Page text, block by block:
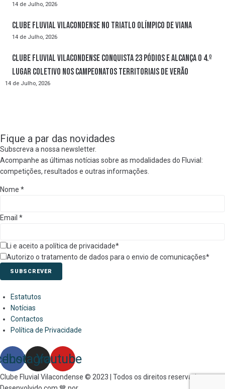
14 de Julho, 2026
Clube Fluvial Vilacondense no Triatlo Olímpico de Viana
14 de Julho, 2026
Clube Fluvial Vilacondense conquista 23 pódios e alcança o 4.º
lugar coletivo nos Campeonatos Territoriais de Verão
14 de Julho, 2026
Fique a par das novidades
Subscreva a nossa newsletter.
Acompanhe as últimas notícias sobre as modalidades do Fluvial:
competições, resultados e outras informações.
Nome *
Email *
Li e aceito a política de privacidade*
Autorizo o tratamento de dados para o envio de comunicações*
SUBSCREVER
Estatutos
Notícias
Contactos
Política de Privacidade
Instagram
Youtube
Clube Fluvial Vilacondense © 2023 | Todos os direitos reservados.